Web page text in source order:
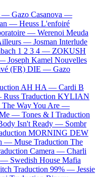
— Gazo Casanova —
— Heuss L'enfoiré
— Werenoi Meuda
— Josman Interlude
1 2 3 4 — ZOKUSH
Joseph Kamel Nouvelles
(FR) DIE — Gazo
AH HA — Cardi B
Russ Traduction KYLIAN
The Way You Are —
Me — Tones & I Traduction
Isn't Ready — Sombr
MORNING DEW
— Muse Traduction The
Camera — Charli
— Swedish House Mafia
Traduction 99% — Jessie